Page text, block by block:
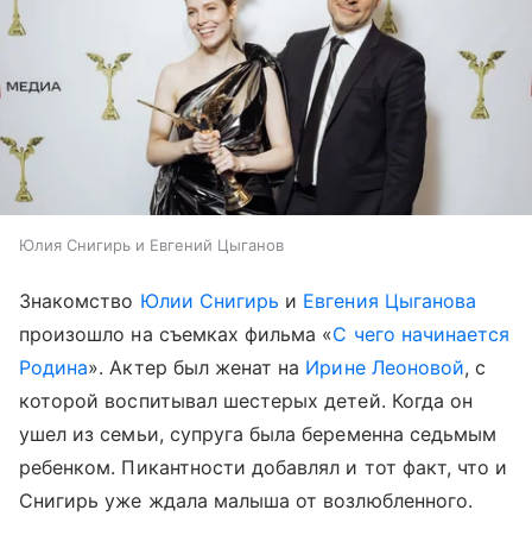
Юлия Снигирь и Евгений Цыганов
Знакомство Юлии Снигирь и Евгения Цыганова
произошло на съемках фильма «С чего начинается
Родина». Актер был женат на Ирине Леоновой, с
которой воспитывал шестерых детей. Когда он
ушел из семьи, супруга была беременна седьмым
ребенком. Пикантности добавлял и тот факт, что и
Снигирь уже ждала малыша от возлюбленного.